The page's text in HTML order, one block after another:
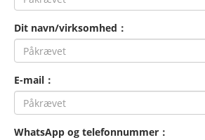
Dit navn/virksomhed：
E-mail：
WhatsApp og telefonnummer：